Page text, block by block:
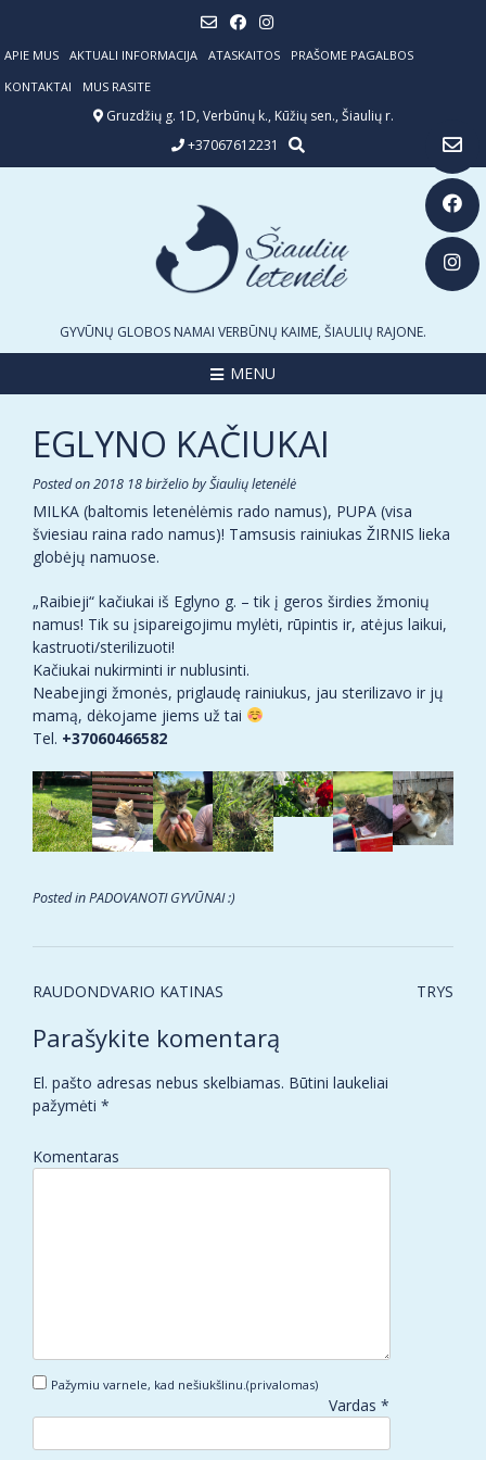
content
APIE MUS AKTUALI INFORMACIJA ATASKAITOS
PRAŠOME PAGALBOS
KONTAKTAI
MUS RASITE
Gruzdžių g. 1D, Verbūnų k., Kūžių sen., Šiaulių r.
+37067612231
GYVŪNŲ GLOBOS NAMAI VERBŪNŲ KAIME, ŠIAULIŲ RAJONE.
MENU
EGLYNO KAČIUKAI
Posted on2018 18 birželiobyŠiaulių letenėlė
MILKA (baltomis letenėlėmis rado namus), PUPA (visa
šviesiau raina rado namus)! Tamsusis rainiukas ŽIRNIS lieka
globėjų namuose.
„Raibieji“ kačiukai iš Eglyno g. – tik į geros širdies žmonių
namus! Tik su įsipareigojimu mylėti, rūpintis ir, atėjus laikui,
kastruoti/sterilizuoti!
Kačiukai nukirminti ir nublusinti.
Neabejingi žmonės, priglaudę rainiukus, jau sterilizavo ir jų
mamą, dėkojame jiems už tai
Tel. +37060466582
Posted inPADOVANOTI GYVŪNAI :)
Post
RAUDONDVARIO KATINAS TRYS
Parašykite komentarą
El. pašto adresas nebus skelbiamas. Būtini laukeliai
pažymėti *
Komentaras
Pažymiu varnele, kad nešiukšlinu.(privalomas)
Vardas *